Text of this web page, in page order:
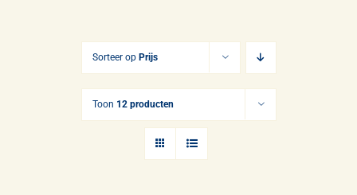
Opmeten & Instructies
Sorteer op Prijs
Toon 12 producten